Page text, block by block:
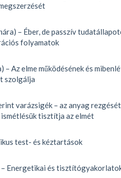
– Éber, de passzív
folyamatok
– Az elme működésének és
szolgálja
varázsigék – az anyag
tisztítja az elmét
test- és kéztartások
– Energetikai és